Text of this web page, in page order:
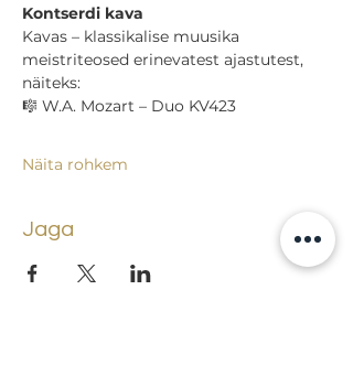
Kontserdi kava
Kavas – klassikalise muusika
meistriteosed erinevatest ajastutest,
näiteks:
🎼 W.A. Mozart – Duo KV423
Näita rohkem
Jaga